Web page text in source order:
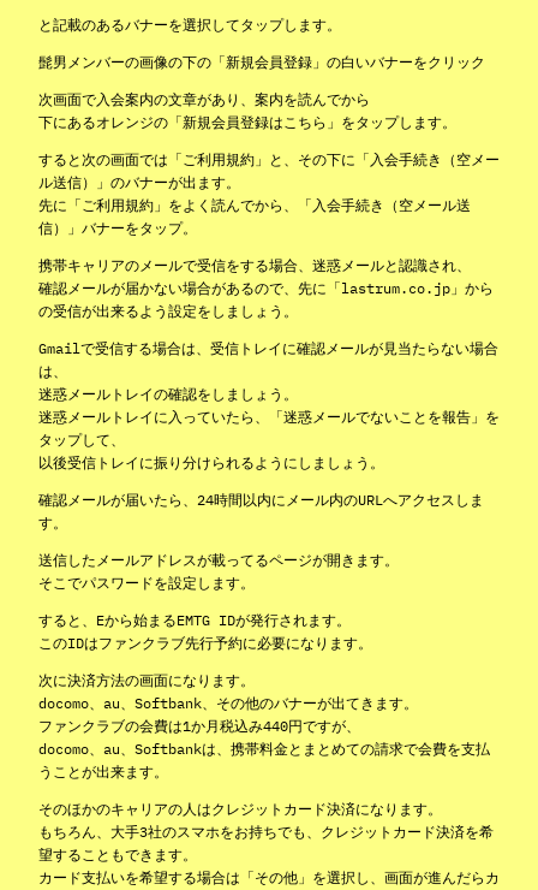
と記載のあるバナーを選択してタップします。
髭男メンバーの画像の下の「新規会員登録」の白いバナーをクリック
次画面で入会案内の文章があり、案内を読んでから
下にあるオレンジの「新規会員登録はこちら」をタップします。
すると次の画面では「ご利用規約」と、その下に「入会手続き（空メー
ル送信）」のバナーが出ます。
先に「ご利用規約」をよく読んでから、「入会手続き（空メール送
信）」バナーをタップ。
携帯キャリアのメールで受信をする場合、迷惑メールと認識され、
確認メールが届かない場合があるので、先に 「lastrum.co.jp」から
の受信が出来るよう設定をしましょう。
Gmailで受信する場合は、受信トレイに確認メールが見当たらない場合
は、
迷惑メールトレイの確認をしましょう。
迷惑メールトレイに入っていたら、「迷惑メールでないことを報告」を
タップして、
以後受信トレイに振り分けられるようにしましょう。
確認メールが届いたら、24時間以内にメール内のURLへアクセスしま
す。
送信したメールアドレスが載ってるページが開きます。
そこでパスワードを設定します。
すると、Eから始まるEMTG IDが発行されます。
このIDはファンクラブ先行予約に必要になります。
次に決済方法の画面になります。
docomo、au、Softbank、その他のバナーが出てきます。
ファンクラブの会費は1か月税込み440円ですが、
docomo、au、Softbankは、携帯料金とまとめての請求で会費を支払
うことが出来ます。
そのほかのキャリアの人はクレジットカード決済になります。
もちろん、大手3社のスマホをお持ちでも、クレジットカード決済を希
望することもできます。
カード支払いを希望する場合は「その他」を選択し、画面が進んだらカ